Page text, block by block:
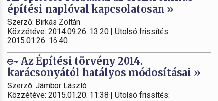
építési naplóval kapcsolatosan »
Szerző: Birkás Zoltán
Közzétéve: 2014.09.26. 13:20 | Utolsó frissítés:
2015.01.26. 16:40
Az Építési törvény 2014.
karácsonyától hatályos módosításai »
Szerző: Jámbor László
Közzétéve: 2015.01.20. 11:38 | Utolsó frissítés: